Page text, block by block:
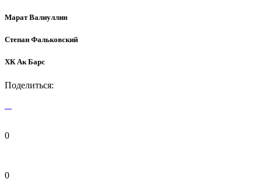
Марат Валиуллин
Степан Фальковский
ХК Ак Барс
Поделиться:
0
0